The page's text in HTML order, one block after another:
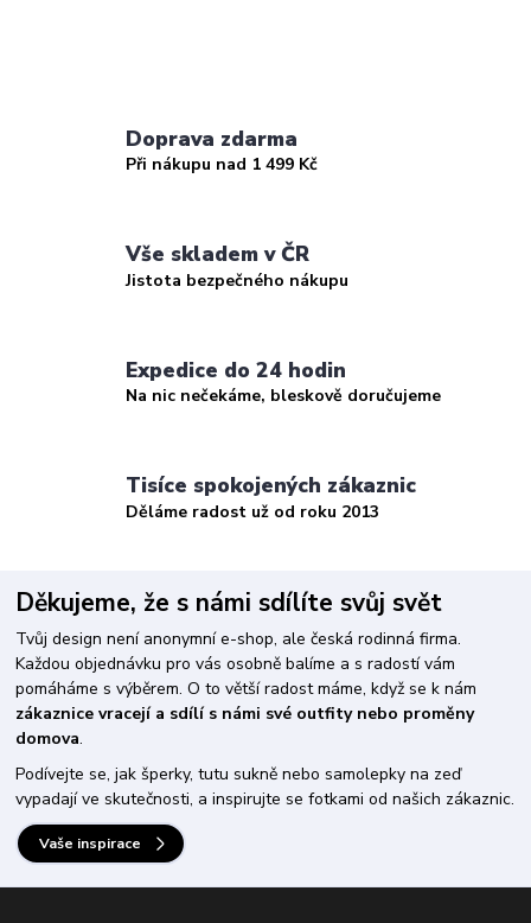
Doprava zdarma
Při nákupu nad 1 499 Kč
Vše skladem v ČR
Jistota bezpečného nákupu
Expedice do 24 hodin
Na nic nečekáme, bleskově doručujeme
Tisíce spokojených zákaznic
Děláme radost už od roku 2013
Děkujeme, že s námi sdílíte svůj svět
Tvůj design není anonymní e-shop, ale česká rodinná firma.
Každou objednávku pro vás osobně balíme a s radostí vám
pomáháme s výběrem. O to větší radost máme, když se k nám
zákaznice vracejí a sdílí s námi své outfity nebo proměny
domova.
Podívejte se, jak šperky, tutu sukně nebo samolepky na zeď
vypadají ve skutečnosti, a inspirujte se fotkami od našich zákaznic.
Vaše inspirace